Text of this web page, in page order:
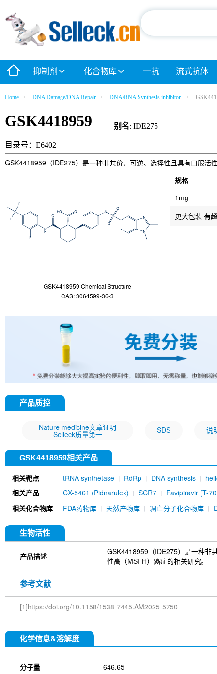
抑制剂 化合物库 一抗 流式抗体
Home DNA Damage/DNA Repair DNA/RNA Synthesis inhibitor
GSK4418959 别名: IDE275
目录号：E6402
GSK4418959（IDE275）是一种非共价、可逆、选择性且具有口服活
GSK4418959 Chemical Structure
CAS: 3064599-36-3
规格
1mg
更大包装 有
产品质控
Nature medicine文章证明
Selleck质量第一 SDS 说
GSK4418959相关产品
相关靶点 tRNA synthetase RdRp DNA synthesis
相关产品
CX-5461 (Pidnarulex) SCR7
Favipiravir (T-
Nedaplatin
UNC1215 APX-3330
Pritelivir
PFI-4
CeMMEC13
Rbin-1 Osalmid
Nimustine
Metarrestin SCR130 BC-LI-0186
相关化合物库 FDA药物库 天然产物库 凋亡分子化合物库
生物活性
产品描述
GSK4418959（IDE275）是一种非
性高（MSI-H）癌症的相关研究。
参考文献
[1]https://doi.org/10.1158/1538-7445.AM2025-5750
化学信息&溶解度
分子量 646.65